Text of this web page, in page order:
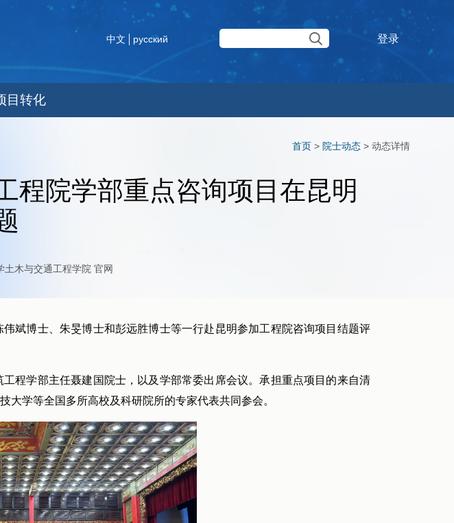
中文 русский 登录
目转化
首页 > 院士动态 > 动态详情
程院学部重点咨询项目在昆明
与交通工程学院 官网
斌博士、朱旻博士和彭远胜博士等一行赴昆明参加工程院咨询项目结题评
程学部主任聂建国院士，以及学部常委出席会议。承担重点项目的来自清
学等全国多所高校及科研院所的专家代表共同参会。